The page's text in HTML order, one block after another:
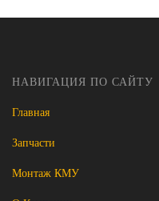
НАВИГАЦИЯ ПО САЙТУ
Главная
Запчасти
Монтаж КМУ